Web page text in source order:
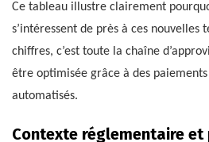
Ce tableau illustre clairement
s’intéressent de près à ces nouvelles
chiffres, c’est toute la chaîne
être optimisée grâce à des
automatisés.
Contexte réglementaire